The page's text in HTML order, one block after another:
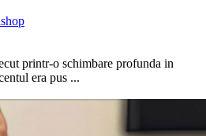
printr-o schimbare profunda in
era pus ...